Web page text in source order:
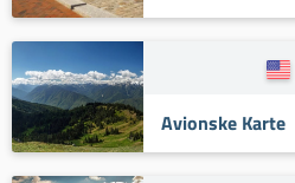
Avionske Karte